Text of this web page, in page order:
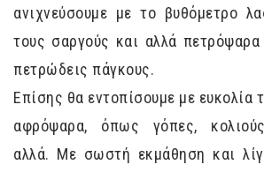
ανιχνεύσουμε με το βυθόμετρο
τους σαργούς και αλλά
πετρώδεις πάγκους.
Επίσης θα εντοπίσουμε με ευκολία
αφρόψαρα, όπως γόπες,
αλλά. Με σωστή εκμάθηση και